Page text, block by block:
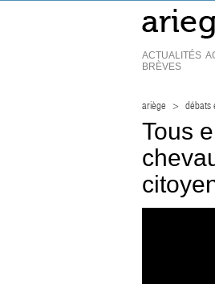
ACTUALITÉS
BRÈVES
ariège > débats
Tous